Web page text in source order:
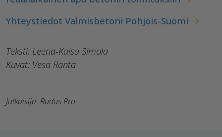
Yhteystiedot Valmisbetoni Pohjois-Suomi
Teksti: Leena-Kaisa Simola
Kuvat: Vesa Ranta
Julkaisija: Rudus Pro